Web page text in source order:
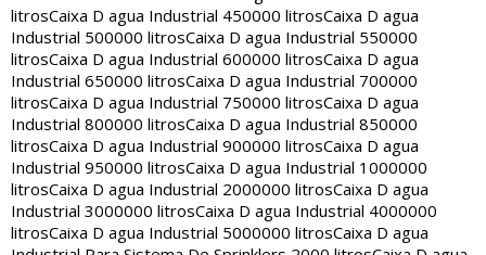
litrosCaixa D agua Industrial 450000 litrosCaixa D agua
Industrial 500000 litrosCaixa D agua Industrial 550000
litrosCaixa D agua Industrial 600000 litrosCaixa D agua
Industrial 650000 litrosCaixa D agua Industrial 700000
litrosCaixa D agua Industrial 750000 litrosCaixa D agua
Industrial 800000 litrosCaixa D agua Industrial 850000
litrosCaixa D agua Industrial 900000 litrosCaixa D agua
Industrial 950000 litrosCaixa D agua Industrial 1000000
litrosCaixa D agua Industrial 2000000 litrosCaixa D agua
Industrial 3000000 litrosCaixa D agua Industrial 4000000
litrosCaixa D agua Industrial 5000000 litrosCaixa D agua